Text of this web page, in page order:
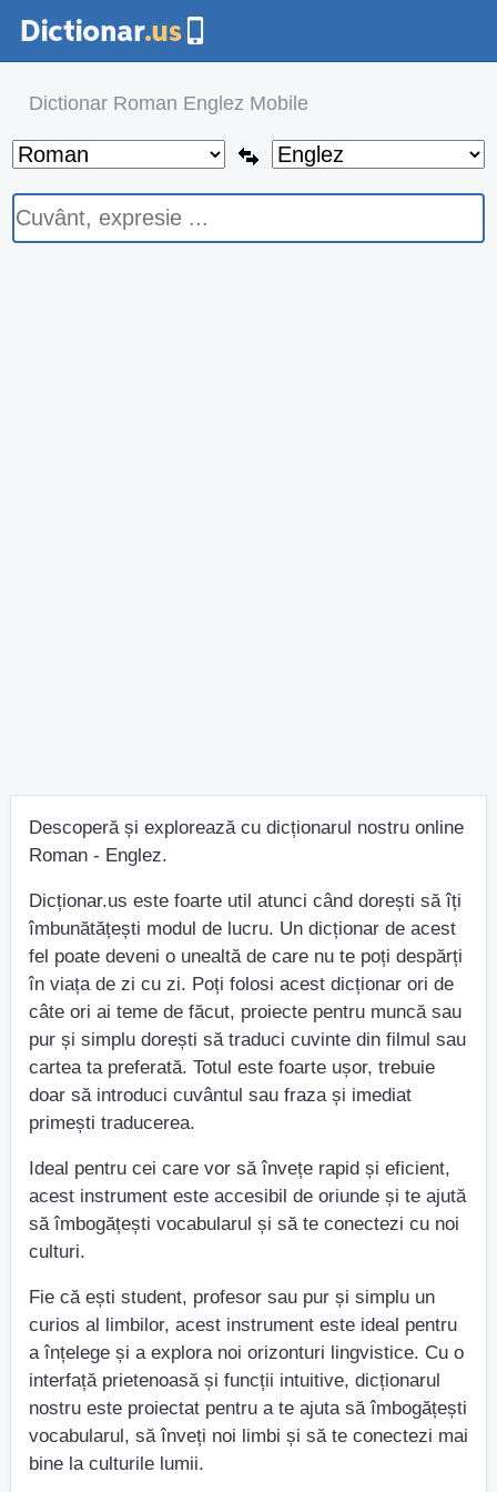
Dictionar Roman Englez Mobile
Descoperă și explorează cu dicționarul nostru online
Roman - Englez.
Dicționar.us este foarte util atunci când dorești să îți
îmbunătățești modul de lucru. Un dicționar de acest
fel poate deveni o unealtă de care nu te poți despărți
în viața de zi cu zi. Poți folosi acest dicționar ori de
câte ori ai teme de făcut, proiecte pentru muncă sau
pur și simplu dorești să traduci cuvinte din filmul sau
cartea ta preferată. Totul este foarte ușor, trebuie
doar să introduci cuvântul sau fraza și imediat
primești traducerea.
Ideal pentru cei care vor să învețe rapid și eficient,
acest instrument este accesibil de oriunde și te ajută
să îmbogățești vocabularul și să te conectezi cu noi
culturi.
Fie că ești student, profesor sau pur și simplu un
curios al limbilor, acest instrument este ideal pentru
a înțelege și a explora noi orizonturi lingvistice. Cu o
interfață prietenoasă și funcții intuitive, dicționarul
nostru este proiectat pentru a te ajuta să îmbogățești
vocabularul, să înveți noi limbi și să te conectezi mai
bine la culturile lumii.